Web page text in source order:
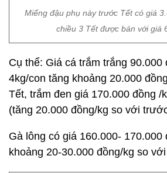
Miếng đậu phụ này trước Tết có giá
chiều 3 Tết được bán với giá
Cụ thể: Giá cá trắm trắng 90.000
4kg/con tăng khoảng 20.000
Tết, trắm đen giá 170.000 đồng /
(tăng 20.000 đồng/kg so với
Gà lông có giá 160.000- 170.000
khoảng 20-30.000 đồng/kg so